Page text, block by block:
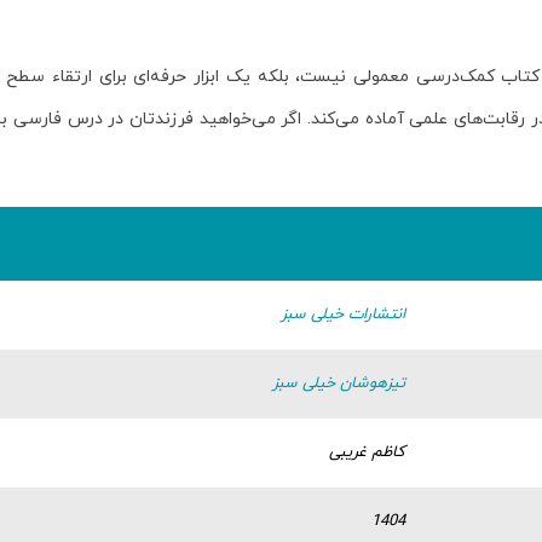
کمک‌درسی معمولی نیست، بلکه یک ابزار حرفه‌ای برای ارتقاء
رقابت‌های علمی آماده می‌کند. اگر می‌خواهید فرزندتان در درس فارسی
انتشارات خیلی سبز
تیزهوشان خیلی سبز
کاظم غریبی
1404